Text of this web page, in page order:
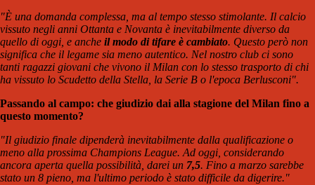
"È una domanda complessa, ma al tempo stesso stimolante. Il calcio
vissuto negli anni Ottanta e Novanta è inevitabilmente diverso da
quello di oggi, e anche il modo di tifare è cambiato. Questo però non
significa che il legame sia meno autentico. Nel nostro club ci sono
tanti ragazzi giovani che vivono il Milan con lo stesso trasporto di chi
ha vissuto lo Scudetto della Stella, la Serie B o l'epoca Berlusconi".
Passando al campo: che giudizio dai alla stagione del Milan fino a
questo momento?
"Il giudizio finale dipenderà inevitabilmente dalla qualificazione o
meno alla prossima Champions League. Ad oggi, considerando
ancora aperta quella possibilità, darei un 7,5. Fino a marzo sarebbe
stato un 8 pieno, ma l'ultimo periodo è stato difficile da digerire."